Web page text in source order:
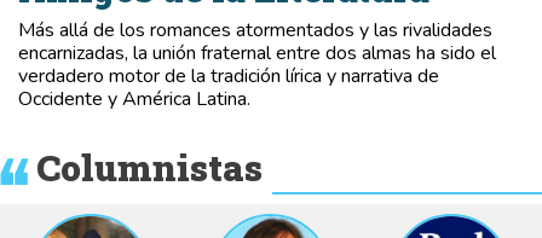
Más allá de los romances atormentados y las rivalidades
encarnizadas, la unión fraternal entre dos almas ha sido el
verdadero motor de la tradición lírica y narrativa de
Occidente y América Latina.
Columnistas